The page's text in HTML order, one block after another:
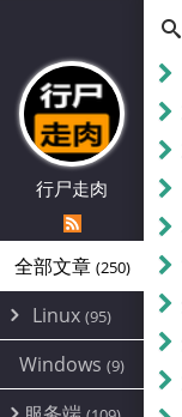
行尸走肉
全部文章 (250)
Linux (95)
Alpine
CentOS(17)
Windows (9)